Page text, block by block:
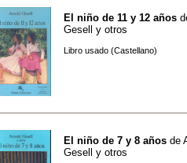
El niño de 11 y 12 años
Gesell y otros
Libro usado (Castellano)
El niño de 7 y 8 años de
Gesell y otros